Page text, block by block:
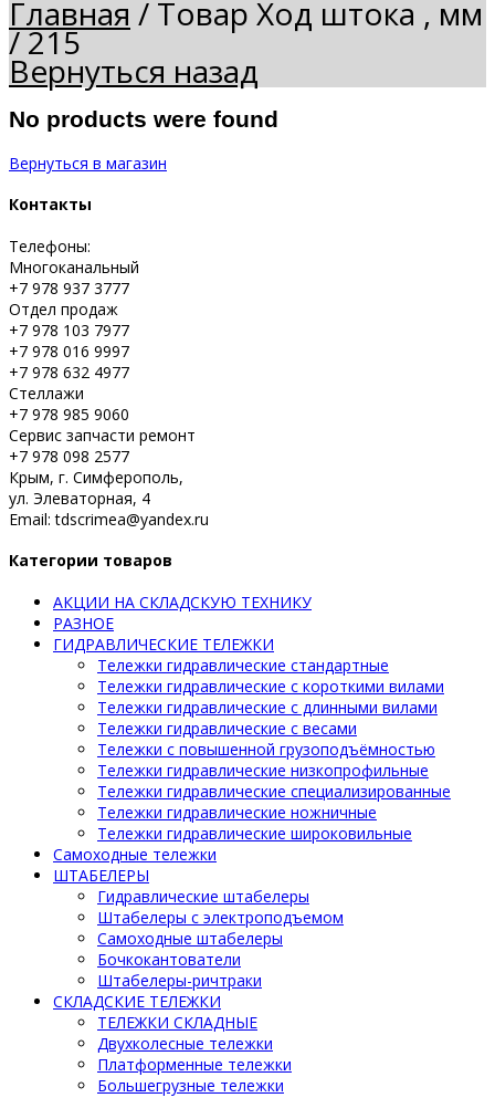
Главная / Товар Ход штока , мм
/215
Вернуться назад
No products were found
Вернуться в магазин
Контакты
Телефоны:
Многоканальный
+7 978 937 3777
Отдел продаж
+7 978 103 7977
+7 978 016 9997
+7 978 632 4977
Стеллажи
+7 978 985 9060
Сервис запчасти ремонт
+7 978 098 2577
Крым, г. Симферополь,
ул. Элеваторная, 4
Email: tdscrimea@yandex.ru
Категории товаров
АКЦИИ НА СКЛАДСКУЮ ТЕХНИКУ
РАЗНОЕ
ГИДРАВЛИЧЕСКИЕ ТЕЛЕЖКИ
Тележки гидравлические стандартные
Тележки гидравлические с короткими вилами
Тележки гидравлические с длинными вилами
Тележки гидравлические с весами
Тележки с повышенной грузоподъёмностью
Тележки гидравлические низкопрофильные
Тележки гидравлические специализированные
Тележки гидравлические ножничные
Тележки гидравлические широковильные
Самоходные тележки
ШТАБЕЛЕРЫ
Гидравлические штабелеры
Штабелеры с электроподъемом
Самоходные штабелеры
Бочкокантователи
Штабелеры-ричтраки
СКЛАДСКИЕ ТЕЛЕЖКИ
ТЕЛЕЖКИ СКЛАДНЫЕ
Двухколесные тележки
Платформенные тележки
Большегрузные тележки